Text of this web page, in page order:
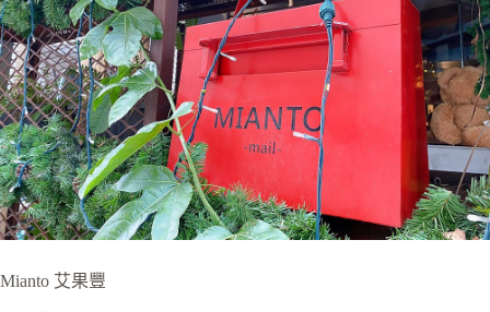
Mianto 艾果豐